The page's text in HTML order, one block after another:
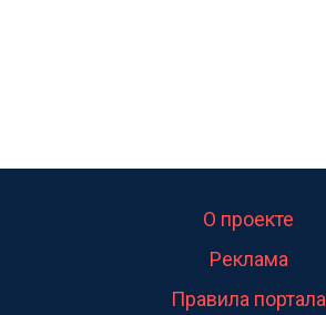
О проекте
Реклама
Правила портала